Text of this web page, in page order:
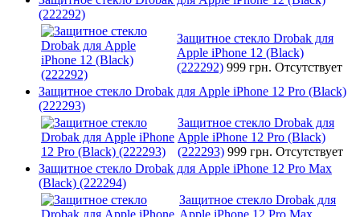
(222292)
Защитное стекло Drobak для
Apple iPhone 12 (Black)
(222292) 999 грн. Отсутствует
Защитное стекло Drobak для Apple iPhone 12 Pro (Black)
(222293)
Защитное стекло Drobak для
Apple iPhone 12 Pro (Black)
(222293) 999 грн. Отсутствует
Защитное стекло Drobak для Apple iPhone 12 Pro Max
(Black) (222294)
Защитное стекло Drobak для
Apple iPhone 12 Pro Max